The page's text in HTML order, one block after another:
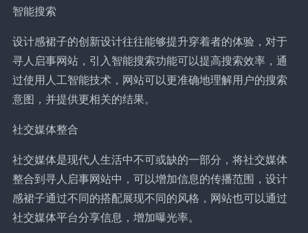
智能搜索
设计感裙子的创新设计往往能够提升穿着者的体验，对于
寻人启事网站，引入智能搜索功能可以提高搜索效率，通
过使用人工智能技术，网站可以更准确地理解用户的搜索
意图，并提供更相关的结果。
社交媒体整合
社交媒体是现代人生活中不可或缺的一部分，将社交媒体
整合到寻人启事网站中，可以增加信息的传播范围，设计
感裙子通过不同的搭配展现不同的风格，网站也可以通过
社交媒体平台分享信息，增加曝光率。